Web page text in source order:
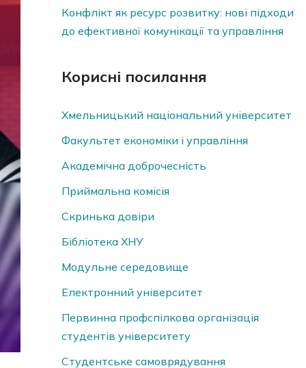
Конфлікт як ресурс розвитку: нові підходи
до ефективної комунікації та управління
Корисні посилання
Хмельницький національний університет
Факультет економіки і управління
Академічна доброчесність
Приймальна комісія
Скринька довiри
Бібліотека ХНУ
Модульне середовище
Електронний університет
Первинна профспілкова організація
студентів університету
Студентське самоврядування